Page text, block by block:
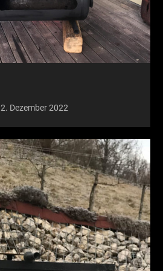
2. Dezember 2022